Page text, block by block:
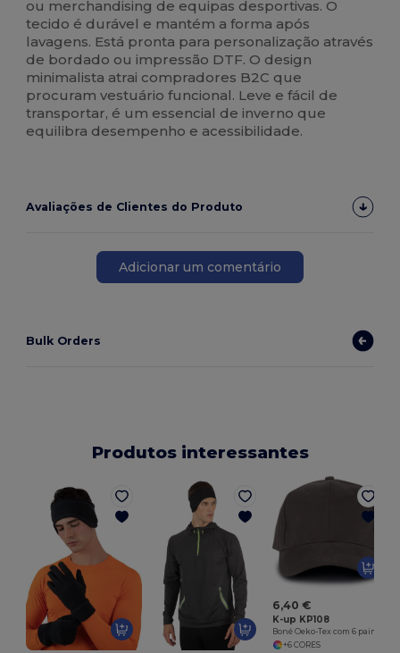
ou merchandising de equipas desportivas. O
tecido é durável e mantém a forma após
lavagens. Está pronta para personalização através
de bordado ou impressão DTF. O design
minimalista atrai compradores B2C que
procuram vestuário funcional. Leve e fácil de
transportar, é um essencial de inverno que
equilibra desempenho e acessibilidade.
Avaliações de Clientes do Produto
Adicionar um comentário
Bulk Orders
Produtos interessantes
6,40 €
K-up KP108
+6 CORES